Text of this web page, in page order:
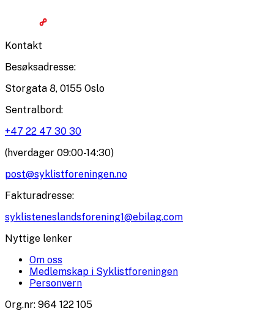
Kontakt
Besøksadresse:
Storgata 8, 0155 Oslo
Sentralbord:
+47 22 47 30 30
(hverdager 09:00-14:30)
post@syklistforeningen.no
Fakturadresse:
syklisteneslandsforening1@ebilag.com
Nyttige lenker
Om oss
Medlemskap i Syklistforeningen
Personvern
Org.nr: 964 122 105